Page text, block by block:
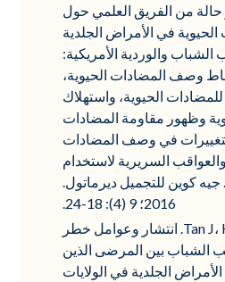
حالة من الفريق العلمي حول
في الأمراض الجلدية
الشباب والوردية الأمريكية:
وصف المضادات الحيوية،
الحيوية، واستهلاك
وظهور مقاومة المضادات
التغييرات في وصف المضادات
والعواقب السريرية لاستخدام
جيه كوين للتجميل ديرماتول.
2016؛ 9 (4): 18-24.
Tan J، Kang S، Leyden J. انتشار وعوامل خطر
الشباب بين المرضى الذين
الجلدية في الولايات